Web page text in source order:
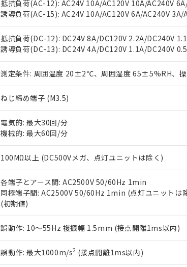
抵抗負荷(AC-12): AC24V 10A/AC120V 10A/AC240V
誘導負荷(AC-15): AC24V 10A/AC120V 6A/AC240V 3A/
抵抗負荷(DC-12): DC24V 8A/DC120V 2.2A/DC240V
誘導負荷(DC-13): DC24V 4A/DC120V 1.1A/DC240V
測定条件: 周囲温度 20±2℃、周囲湿度 65±5%RH、
ねじ締め端子 (M3.5)
電気的: 最大30回/分
機械的: 最大60回/分
100MΩ以上 (DC500Vメガ、点灯ユニットは除く)
各端子とアース間: AC2500V 50/60Hz 1min
同極端子間: AC2500V 50/60Hz 1min (点灯ユニットは
(初期値)
誤動作: 10～55Hz 複振幅 1.5mm (接点開離1ms以内)
誤動作: 最大1000m/s2 (接点開離1ms以内)
オムロン制御機器販売店や当社販売拠点は「
在庫状況および標準価格結果を当社の事前の
マイパーツ機能（部品リスト作成サービス）
ている必要があります。
お客様が当ウェブサイト上で当社にご登録さ
が、当社の製品・サービスに関するお客様と
さい。
※当社の共同利用者とは、
いる法人を指します。
部品在庫の切り替え状況などにより、予定月が前後
※3 非含有証明書ダウンロード
下記の非含有証明書をダウンロードすることができ
51物質の非含有証明書（当社基準）
※本証明書は発行日時点で非含有を証明するもので
また、RoHS指令のフタル酸エステル類４物質の対
既に当社にて対応品への在庫切替を完了している
り割愛しております。
※2 環境保護使用期限
「ｅ」：有害物質（10物質）のすべてが基準値以下
「10」：通常の使用状況下において有害物質が外部
味します。
また当社は、販売先および販売に係わる関係
たしません。
合意する
－
在庫なし(最新の在庫状況については、お
機器販売店・当社販売員にご確認ください)
空
白
受注生産機種、また在庫状況の情報を公